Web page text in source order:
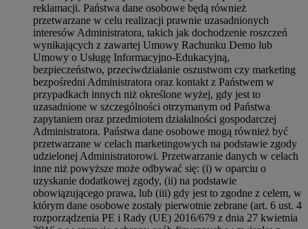
reklamacji. Państwa dane osobowe będą również
przetwarzane w celu realizacji prawnie uzasadnionych
interesów Administratora, takich jak dochodzenie roszczeń
wynikających z zawartej Umowy Rachunku Demo lub
Umowy o Usługę Informacyjno-Edukacyjną,
bezpieczeństwo, przeciwdziałanie oszustwom czy marketing
bezpośredni Administratora oraz kontakt z Państwem w
przypadkach innych niż określone wyżej, gdy jest to
uzasadnione w szczególności otrzymanym od Państwa
zapytaniem oraz przedmiotem działalności gospodarczej
Administratora. Państwa dane osobowe mogą również być
przetwarzane w celach marketingowych na podstawie zgody
udzielonej Administratorowi. Przetwarzanie danych w celach
inne niż powyższe może odbywać się: (i) w oparciu o
uzyskanie dodatkowej zgody, (ii) na podstawie
obowiązującego prawa, lub (iii) gdy jest to zgodne z celem, w
którym dane osobowe zostały pierwotnie zebrane (art. 6 ust. 4
rozporządzenia PE i Rady (UE) 2016/679 z dnia 27 kwietnia